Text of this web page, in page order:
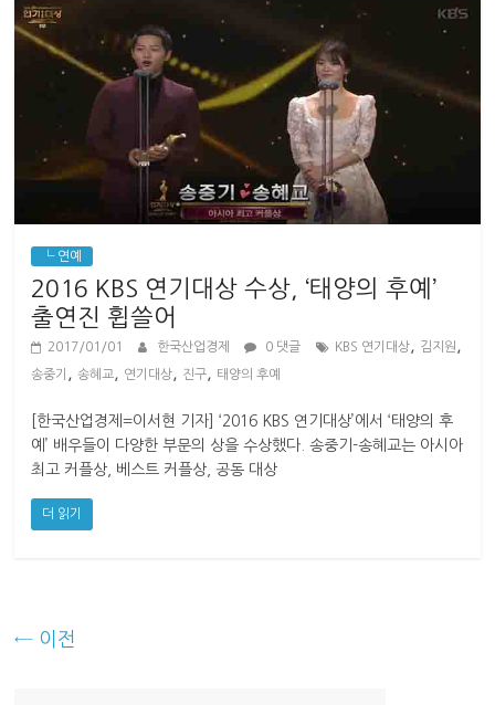
└ 연예
2016 KBS 연기대상 수상, ‘태양의 후예’
출연진 휩쓸어
2017/01/01 한국산업경제 0 댓글 KBS 연기대상 김지원
송중기 ,송혜교 연기대상 진구 태양의 후예
[한국산업경제=이서현 기자] ‘2016 KBS 연기대상’에서 ‘태양의 후
예’ 배우들이 다양한 부문의 상을 수상했다. 송중기-송혜교는 아시아
최고 커플상, 베스트 커플상, 공동 대상
더 읽기
← 이전